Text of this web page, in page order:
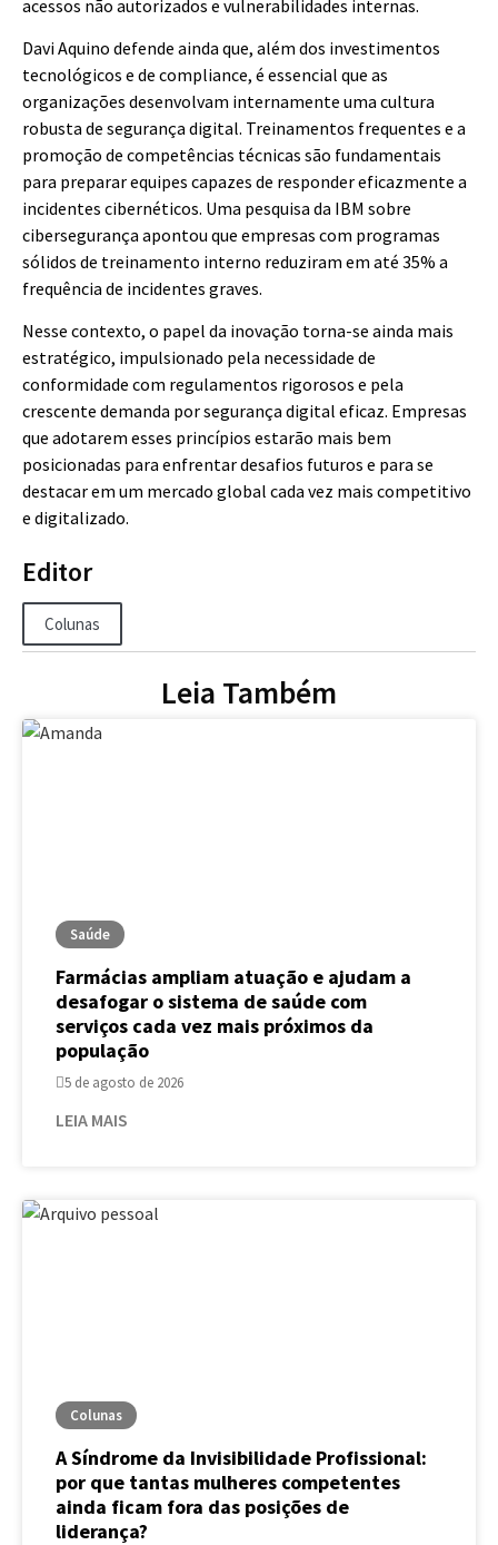
acessos não autorizados e vulnerabilidades internas.
Davi Aquino defende ainda que, além dos investimentos
tecnológicos e de compliance, é essencial que as
organizações desenvolvam internamente uma cultura
robusta de segurança digital. Treinamentos frequentes e a
promoção de competências técnicas são fundamentais
para preparar equipes capazes de responder eficazmente a
incidentes cibernéticos. Uma pesquisa da IBM sobre
cibersegurança apontou que empresas com programas
sólidos de treinamento interno reduziram em até 35% a
frequência de incidentes graves.
Nesse contexto, o papel da inovação torna-se ainda mais
estratégico, impulsionado pela necessidade de
conformidade com regulamentos rigorosos e pela
crescente demanda por segurança digital eficaz. Empresas
que adotarem esses princípios estarão mais bem
posicionadas para enfrentar desafios futuros e para se
destacar em um mercado global cada vez mais competitivo
e digitalizado.
Editor
Colunas
Leia Também
Saúde
Farmácias ampliam atuação e ajudam a
desafogar o sistema de saúde com
serviços cada vez mais próximos da
população
5 de agosto de 2026
LEIA MAIS
Colunas
A Síndrome da Invisibilidade Profissional:
por que tantas mulheres competentes
ainda ficam fora das posições de
liderança?